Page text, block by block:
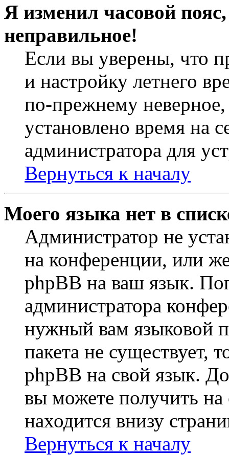
Я изменил часовой
неправильное!
Если вы уверены, что
и настройку летнего
по-прежнему неверное,
установлено время на
администратора для
Вернуться к началу
Моего языка нет в
Администратор не
на конференции, или
phpBB на ваш язык.
администратора
нужный вам языковой
пакета не существует,
phpBB на свой язык.
вы можете получить на
находится внизу
Вернуться к началу